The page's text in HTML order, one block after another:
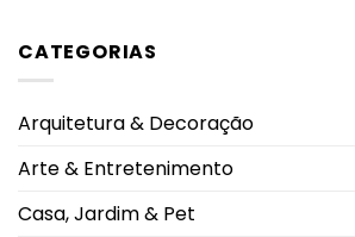
segurança
durante
os
mais
quentes
Homem-
Aranha
cinemas
e
movimento
nas
CATEGORIAS
Arquitetura & Decoração
Arte & Entretenimento
Casa, Jardim & Pet